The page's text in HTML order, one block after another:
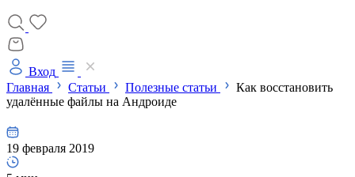
Вход
Главная
Статьи Полезные статьи
Как восстановить
удалённые файлы на Андроиде
19 февраля 2019